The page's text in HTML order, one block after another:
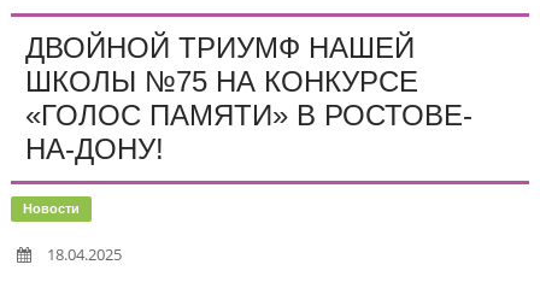
ДВОЙНОЙ ТРИУМФ НАШЕЙ
ШКОЛЫ №75 НА КОНКУРСЕ
«ГОЛОС ПАМЯТИ» В РОСТОВЕ-
НА-ДОНУ!
Новости
18.04.2025